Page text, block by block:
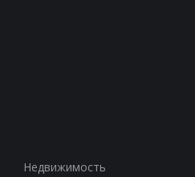
Недвижимость